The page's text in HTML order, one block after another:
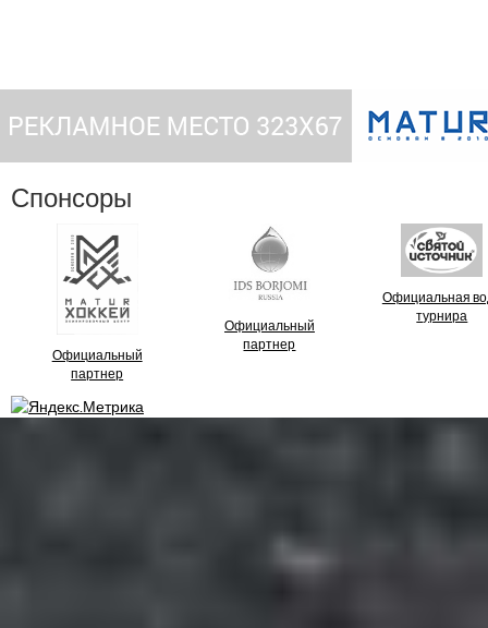
Спонсоры
Официальный
партнер
Официальный
партнер
Официальная
турнира